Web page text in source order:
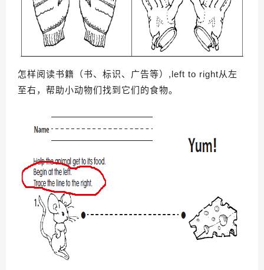
怎样阅读书籍（书、标识、广告等）,left to right从左
至右，帮助小动物们找到它们的食物。